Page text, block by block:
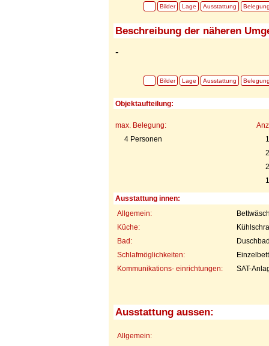
Bilder Lage Ausstattung
Beschreibung der näheren
-
Bilder Lage Ausstattung
Objektaufteilung:
max. Belegung:
4 Personen
Ausstattung innen:
Allgemein:
Küche:
Bad:
Schlafmöglichkeiten:
Kommunikations- einrichtungen:
SAT-
Ausstattung aussen:
Allgemein: